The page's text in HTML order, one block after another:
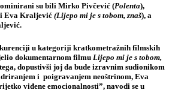
su bili Mirko Pivčević (Polenta),
Eva Kraljević(Lijepo mi je s tobom, znaš), a
u kategoriji kratkometražnih filmskih
dokumentarnom filmu Lijepo mi je s tobom,
dopustivši joj da bude izravnim sudionikom
i poigravanjem neoštrinom, Eva
viđene emocionalnosti”, navodi se u